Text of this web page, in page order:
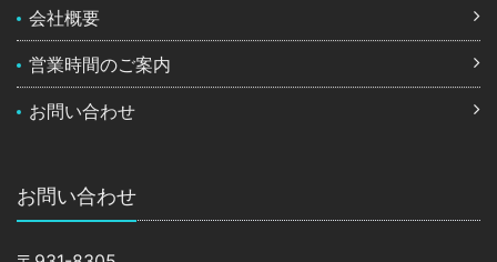
会社概要
営業時間のご案内
お問い合わせ
お問い合わせ